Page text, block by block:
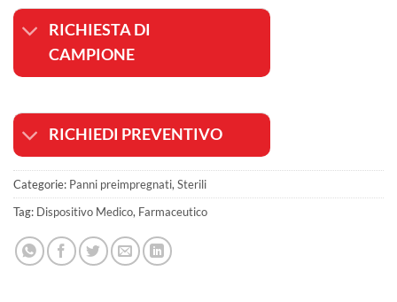
RICHIESTA DI
CAMPIONE
RICHIEDI PREVENTIVO
Categorie: Panni preimpregnati, Sterili
Tag: Dispositivo Medico, Farmaceutico